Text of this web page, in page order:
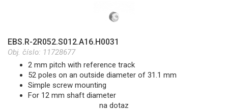
EBS.R-2R052.S012.A16.H0031
Obj. číslo: 11728677
2 mm pitch with reference track
52 poles on an outside diameter of 31.1 mm
Simple screw mounting
For 12 mm shaft diameter
na dotaz